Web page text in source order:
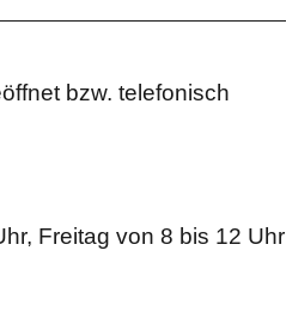
bzw. telefonisch
Freitag von 8 bis 12 Uhr